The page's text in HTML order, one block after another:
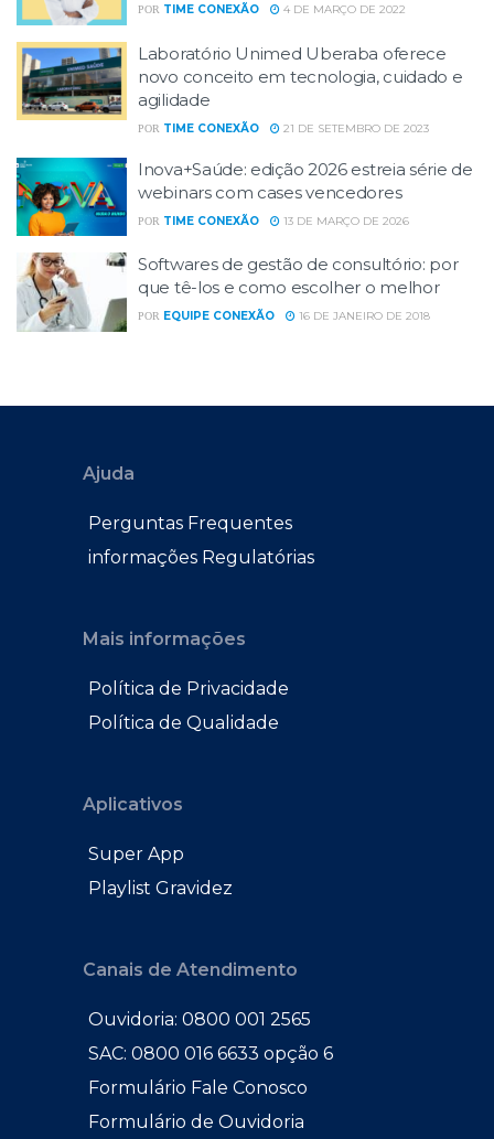
POR TIME CONEXÃO 4 DE MARÇO DE 2022
Laboratório Unimed Uberaba oferece
novo conceito em tecnologia, cuidado e
agilidade
POR TIME CONEXÃO 21 DE SETEMBRO DE 2023
Inova+Saúde: edição 2026 estreia série de
webinars com cases vencedores
POR TIME CONEXÃO 13 DE MARÇO DE 2026
Softwares de gestão de consultório: por
que tê-los e como escolher o melhor
POR EQUIPE CONEXÃO 16 DE JANEIRO DE 2018
Ajuda
Perguntas Frequentes
informações Regulatórias
Mais informações
Política de Privacidade
Política de Qualidade
Aplicativos
Super App
Playlist Gravidez
Canais de Atendimento
Ouvidoria: 0800 001 2565
SAC: 0800 016 6633 opção 6
Formulário Fale Conosco
Formulário de Ouvidoria